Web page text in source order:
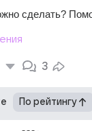
сделать?
3
По рейтингу